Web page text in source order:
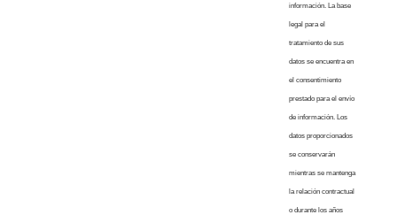
información. La base
legal para el
tratamiento de sus
datos se encuentra en
el consentimiento
prestado para el envío
de información. Los
datos proporcionados
se conservarán
mientras se mantenga
la relación contractual
o durante los años